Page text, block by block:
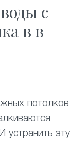
с
в в
потолков
устранить эту